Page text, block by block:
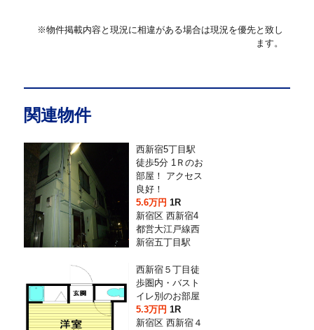
※物件掲載内容と現況に相違がある場合は現況を優先と致し
ます。
関連物件
西新宿5丁目駅
徒歩5分 1Ｒのお
部屋！ アクセス
良好！
5.6万円1R
新宿区 西新宿4
都営大江戸線西
新宿五丁目駅
西新宿５丁目徒
歩圏内・バスト
イレ別のお部屋
5.3万円1R
新宿区 西新宿４